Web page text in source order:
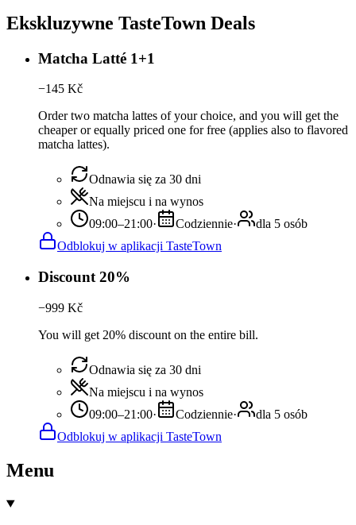
Ekskluzywne TasteTown Deals
Matcha Latté 1+1
−145 Kč
Order two matcha lattes of your choice, and you will get the
cheaper or equally priced one for free (applies also to flavored
matcha lattes).
Odnawia się za 30 dni
Na miejscu i na wynos
09:00–21:00· Codziennie·
dla 5 osób
Odblokuj w aplikacji TasteTown
Discount 20%
−999 Kč
You will get 20% discount on the entire bill.
Odnawia się za 30 dni
Na miejscu i na wynos
09:00–21:00· Codziennie·
dla 5 osób
Odblokuj w aplikacji TasteTown
Menu